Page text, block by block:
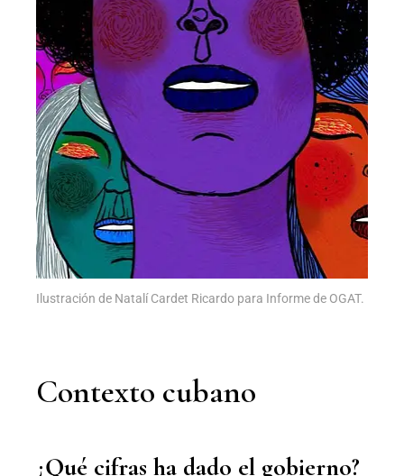
Ilustración de Natalí Cardet Ricardo para Informe de OGAT.
Contexto cubano
¿Qué cifras ha dado el gobierno?